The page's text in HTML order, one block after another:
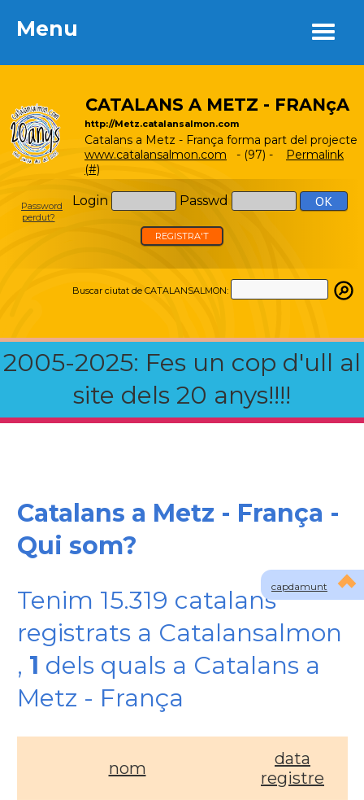
Menu
CATALANS A METZ - FRANçA
http://Metz.catalansalmon.com
Catalans a Metz - França forma part del projecte
www.catalansalmon.com - (97) - Permalink
(#)
Login Passwd
Password
perdut?
REGISTRA'T
Buscar ciutat de CATALANSALMON:
2005-2025: Fes un cop d'ull al
site dels 20 anys!!!!
Menu
capdamunt
Catalans a Metz - França -
Qui som?
Tenim 15.319 catalans
registrats a Catalansalmon
, 1 dels quals a Catalans a
Metz - França
nom
data
registre